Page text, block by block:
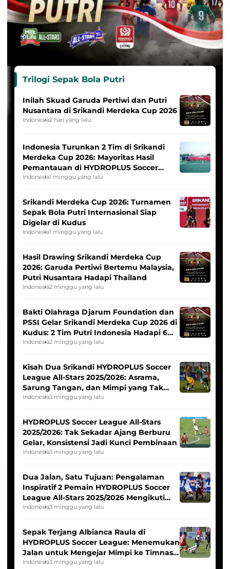
Trilogi Sepak Bola Putri
Inilah Skuad Garuda Pertiwi dan Putri
Nusantara di Srikandi Merdeka Cup 2026
Indonesia2 hari yang lalu
Indonesia Turunkan 2 Tim di Srikandi
Merdeka Cup 2026: Mayoritas Hasil
Pemantauan di HYDROPLUS Soccer
League
Indonesia1 minggu yang lalu
Srikandi Merdeka Cup 2026: Turnamen
Sepak Bola Putri Internasional Siap
Digelar di Kudus
Indonesia1 minggu yang lalu
Hasil Drawing Srikandi Merdeka Cup
2026: Garuda Pertiwi Bertemu Malaysia,
Putri Nusantara Hadapi Thailand
Indonesia2 minggu yang lalu
Bakti Olahraga Djarum Foundation dan
PSSI Gelar Srikandi Merdeka Cup 2026 di
Kudus: 2 Tim Putri Indonesia Hadapi 6
Tim Asia
Indonesia2 minggu yang lalu
Kisah Dua Srikandi HYDROPLUS Soccer
League All-Stars 2025/2026: Asrama,
Sarung Tangan, dan Mimpi yang Tak
Pernah Padam
Indonesia3 minggu yang lalu
HYDROPLUS Soccer League All-Stars
2025/2026: Tak Sekadar Ajang Berburu
Gelar, Konsistensi Jadi Kunci Pembinaan
Indonesia3 minggu yang lalu
Dua Jalan, Satu Tujuan: Pengalaman
Inspiratif 2 Pemain HYDROPLUS Soccer
League All-Stars 2025/2026 Mengikuti
Seleksi Timnas Indonesia Putri
Indonesia3 minggu yang lalu
Sepak Terjang Albianca Raula di
HYDROPLUS Soccer League: Menemukan
Jalan untuk Mengejar Mimpi ke Timnas
Indonesia Putri
Indonesia3 minggu yang lalu